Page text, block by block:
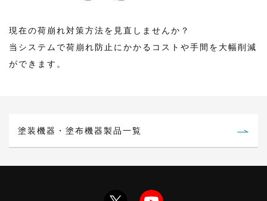
現在の荷崩れ対策方法を見直しませんか？
当システムで荷崩れ防止にかかるコストや手間を大幅削減
ができます。
塗装機器・塗布機器製品一覧